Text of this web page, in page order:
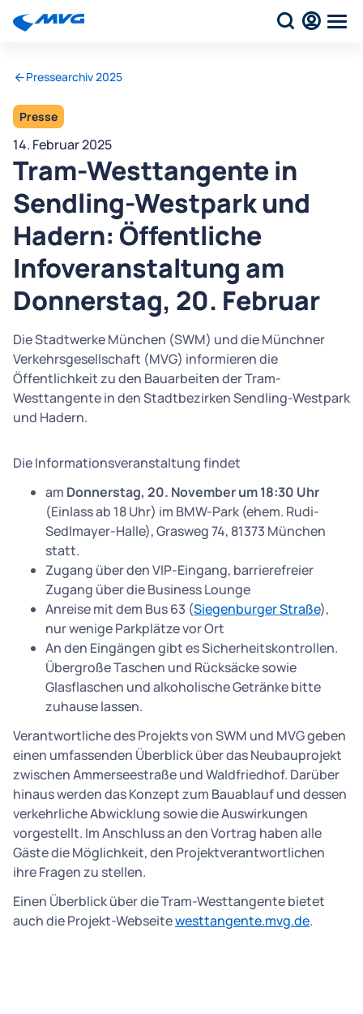
Pressearchiv 2025
Presse
14. Februar 2025
Tram-Westtangente in
Sendling-Westpark und
Hadern: Öffentliche
Infoveranstaltung am
Donnerstag, 20. Februar
Die Stadtwerke München (SWM) und die Münchner
Verkehrsgesellschaft (MVG) informieren die
Öffentlichkeit zu den Bauarbeiten der Tram-
Westtangente in den Stadtbezirken Sendling-Westpark
und Hadern.
Die Informationsveranstaltung findet
am Donnerstag, 20. November um 18:30 Uhr
(Einlass ab 18 Uhr) im BMW-Park (ehem. Rudi-
Sedlmayer-Halle), Grasweg 74, 81373 München
statt.
Zugang über den VIP-Eingang, barrierefreier
Zugang über die Business Lounge
Anreise mit dem Bus 63 (Siegenburger Straße),
nur wenige Parkplätze vor Ort
An den Eingängen gibt es Sicherheitskontrollen.
Übergroße Taschen und Rücksäcke sowie
Glasflaschen und alkoholische Getränke bitte
zuhause lassen.
Verantwortliche des Projekts von SWM und MVG geben
einen umfassenden Überblick über das Neubauprojekt
zwischen Ammerseestraße und Waldfriedhof. Darüber
hinaus werden das Konzept zum Bauablauf und dessen
verkehrliche Abwicklung sowie die Auswirkungen
vorgestellt. Im Anschluss an den Vortrag haben alle
Gäste die Möglichkeit, den Projektverantwortlichen
ihre Fragen zu stellen.
Einen Überblick über die Tram-Westtangente bietet
auch die Projekt-Webseitewesttangente.mvg.de.